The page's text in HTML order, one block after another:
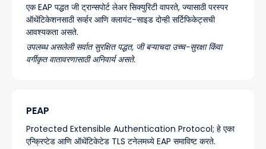
एक EAP पद्धत जी ट्रान्सपोर्ट लेअर सिक्युरिटी वापरते, ज्यासाठी परस्पर
ऑथेंटिकेशनसाठी सर्व्हर आणि क्लायंट-साइड दोन्ही सर्टिफिकेट्सची
आवश्यकता असते.
उपलब्ध असलेली सर्वात सुरक्षित पद्धत, जी बऱ्याचदा उच्च-सुरक्षा किंवा
वर्गीकृत वातावरणासाठी अनिवार्य असते.
PEAP
Protected Extensible Authentication Protocol; हे एका
एन्क्रिप्टेड आणि ऑथेंटिकेटेड TLS टनेलमध्ये EAP समाविष्ट करते.